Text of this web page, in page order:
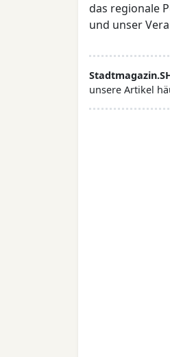
das regionale
und unser
unsere Artikel